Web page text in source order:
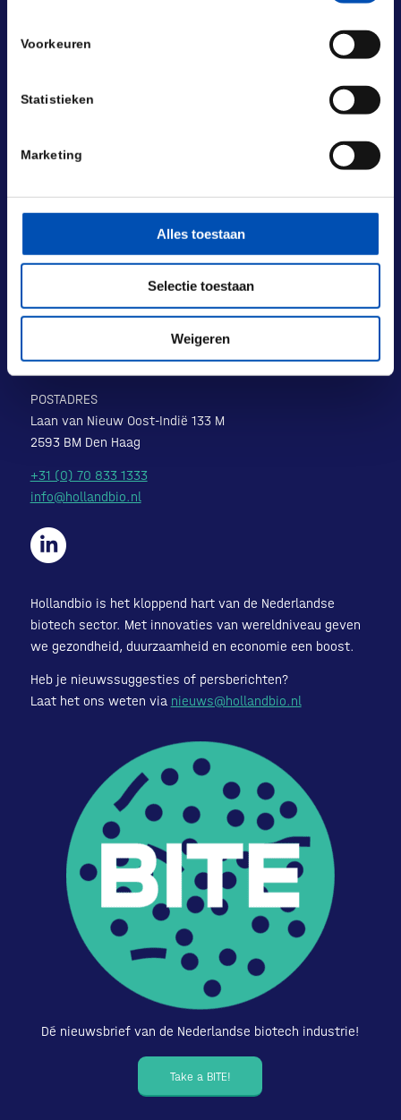
Voorkeuren
Statistieken
Marketing
Alles toestaan
Selectie toestaan
Weigeren
BEZOEKADRES
Laan van Nieuw Oost-Indië 131-133
2593 BM Den Haag
POSTADRES
Laan van Nieuw Oost-Indië 133 M
2593 BM Den Haag
+31 (0) 70 833 1333
info@hollandbio.nl
Hollandbio is het kloppend hart van de Nederlandse
biotech sector. Met innovaties van wereldniveau geven
we gezondheid, duurzaamheid en economie een boost.
Heb je nieuwssuggesties of persberichten?
Laat het ons weten via nieuws@hollandbio.nl
Dé nieuwsbrief van de Nederlandse biotech industrie!
Take a BITE!